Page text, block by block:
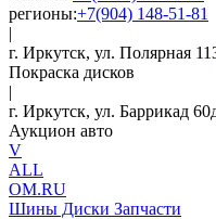
регионы:+7(904) 148-51-81
|
г. Иркутск, ул. Полярная
Покраска дисков
|
г. Иркутск, ул. Баррикад
Аукцион авто
V
ALL
OM.RU
Шины Диски Запчасти